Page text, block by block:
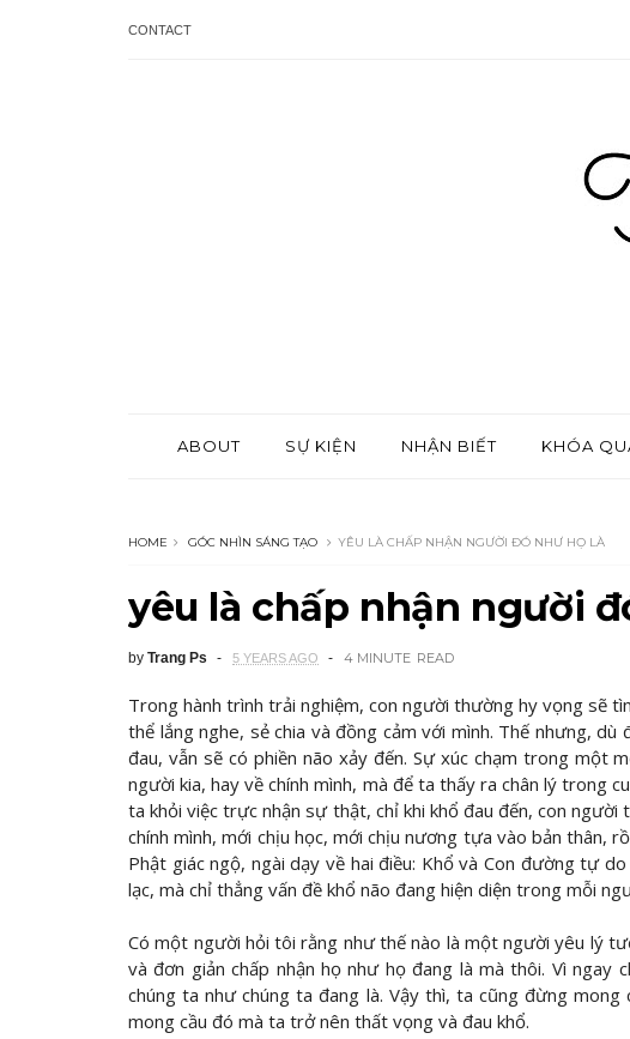
CONTACT
ABOUT SỰ KIỆN NHẬN BIẾT KHÓA
HOME GÓC NHÌN SÁNG TẠO YÊU LÀ CHẤP NHẬN NGƯỜI ĐÓ NHƯ HỌ LÀ
yêu là chấp nhận người
by Trang Ps 5 YEARS AGO 4 MINUTE READ
Trong hành trình trải nghiệm, con người thường hy vọng sẽ
thể lắng nghe, sẻ chia và đồng cảm với mình. Thế nhưng,
đau, vẫn sẽ có phiền não xảy đến. Sự xúc chạm trong một
người kia, hay về chính mình, mà để ta thấy ra chân lý trong
ta khỏi việc trực nhận sự thật, chỉ khi khổ đau đến, con người
chính mình, mới chịu học, mới chịu nương tựa vào bản thân,
Phật giác ngộ, ngài dạy về hai điều: Khổ và Con đường tự
lạc, mà chỉ thẳng vấn đề khổ não đang hiện diện trong mỗi
Có một người hỏi tôi rằng như thế nào là một người yêu lý
và đơn giản chấp nhận họ như họ đang là mà thôi. Vì ngay
chúng ta như chúng ta đang là. Vậy thì, ta cũng đừng
mong cầu đó mà ta trở nên thất vọng và đau khổ.